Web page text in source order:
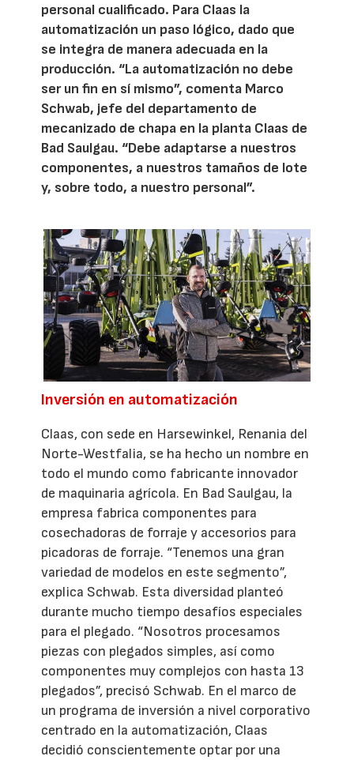
personal cualificado. Para Claas la
automatización un paso lógico, dado que
se integra de manera adecuada en la
producción. “La automatización no debe
ser un fin en sí mismo”, comenta Marco
Schwab, jefe del departamento de
mecanizado de chapa en la planta Claas de
Bad Saulgau. “Debe adaptarse a nuestros
componentes, a nuestros tamaños de lote
y, sobre todo, a nuestro personal”.
Inversión en automatización
Claas, con sede en Harsewinkel, Renania del
Norte-Westfalia, se ha hecho un nombre en
todo el mundo como fabricante innovador
de maquinaria agrícola. En Bad Saulgau, la
empresa fabrica componentes para
cosechadoras de forraje y accesorios para
picadoras de forraje. “Tenemos una gran
variedad de modelos en este segmento”,
explica Schwab. Esta diversidad planteó
durante mucho tiempo desafíos especiales
para el plegado. “Nosotros procesamos
piezas con plegados simples, así como
componentes muy complejos con hasta 13
plegados”, precisó Schwab. En el marco de
un programa de inversión a nivel corporativo
centrado en la automatización, Claas
decidió conscientemente optar por una